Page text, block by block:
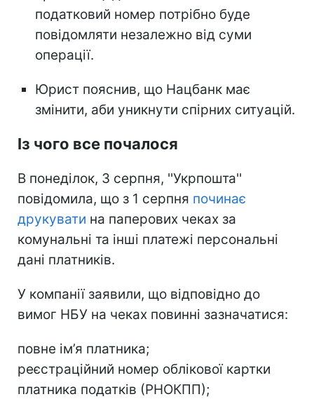
податковий номер потрібно буде
повідомляти незалежно від суми
операції.
Юрист пояснив, що Нацбанк має
змінити, аби уникнути спірних ситуацій.
Із чого все почалося
В понеділок, 3 серпня, ''Укрпошта''
повідомила, що з 1 серпня починає
друкувати на паперових чеках за
комунальні та інші платежі персональні
дані платників.
У компанії заявили, що відповідно до
вимог НБУ на чеках повинні зазначатися:
повне ім’я платника;
реєстраційний номер облікової картки
платника податків (РНОКПП);